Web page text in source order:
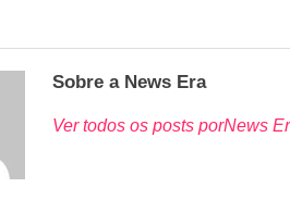
Sobre a News Era
Ver todos os posts porNews